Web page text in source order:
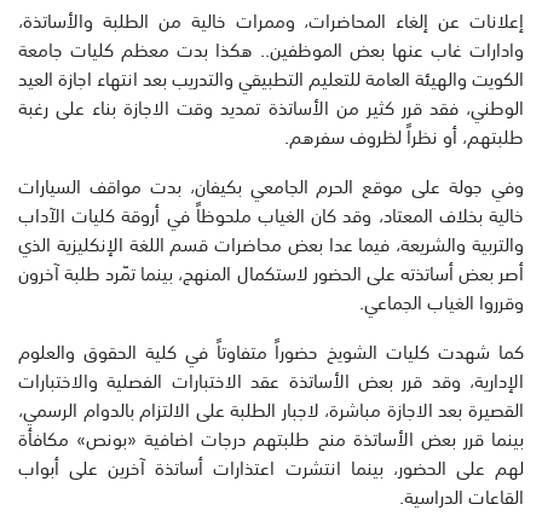
إعلانات عن إلغاء المحاضرات، وممرات خالية من الطلبة والأساتذة،
وادارات غاب عنها بعض الموظفين.. هكذا بدت معظم كليات جامعة
الكويت والهيئة العامة للتعليم التطبيقي والتدريب بعد انتهاء اجازة العيد
الوطني، فقد قرر كثير من الأساتذة تمديد وقت الاجازة بناء على رغبة
طلبتهم، أو نظراً لظروف سفرهم.
وفي جولة على موقع الحرم الجامعي بكيفان، بدت مواقف السيارات
خالية بخلاف المعتاد، وقد كان الغياب ملحوظاً في أروقة كليات الآداب
والتربية والشريعة، فيما عدا بعض محاضرات قسم اللغة الإنكليزية الذي
أصر بعض أساتذته على الحضور لاستكمال المنهج، بينما تمّرد طلبة آخرون
وقرروا الغياب الجماعي.
كما شهدت كليات الشويخ حضوراً متفاوتاً في كلية الحقوق والعلوم
الإدارية، وقد قرر بعض الأساتذة عقد الاختبارات الفصلية والاختبارات
القصيرة بعد الاجازة مباشرة، لاجبار الطلبة على الالتزام بالدوام الرسمي،
بينما قرر بعض الأساتذة منح طلبتهم درجات اضافية «بونص» مكافأة
لهم على الحضور، بينما انتشرت اعتذارات أساتذة آخرين على أبواب
القاعات الدراسية.